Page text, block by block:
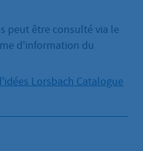
peut être consulté via le
d'information du
Lorsbach Catalogue